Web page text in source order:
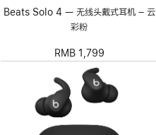
Beats Solo 4 — 无线头戴式耳机 – 云
彩粉
RMB 1,799